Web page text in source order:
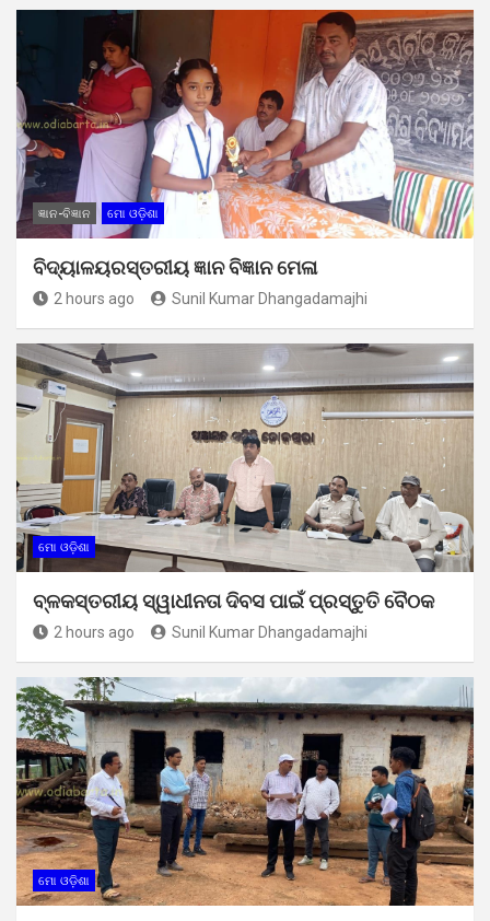
ଜ୍ଞାନ-ବିଜ୍ଞାନ ମୋ ଓଡ଼ିଶା
ବିଦ୍ୟାଳୟରସ୍ତରୀୟ ଜ୍ଞାନ ବିଜ୍ଞାନ ମେଳା
2 hours ago Sunil Kumar Dhangadamajhi
ମୋ ଓଡ଼ିଶା
ବ୍ଳକସ୍ତରୀୟ ସ୍ୱାଧୀନତା ଦିବସ ପାଇଁ ପ୍ରସ୍ତୁତି ବୈଠକ
2 hours ago Sunil Kumar Dhangadamajhi
ମୋ ଓଡ଼ିଶା